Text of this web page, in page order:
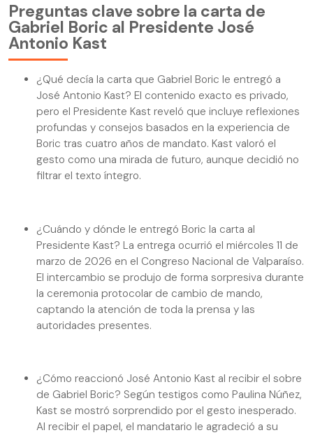
Preguntas clave sobre la carta de
Gabriel Boric al Presidente José
Antonio Kast
¿Qué decía la carta que Gabriel Boric le entregó a
José Antonio Kast? El contenido exacto es privado,
pero el Presidente Kast reveló que incluye reflexiones
profundas y consejos basados en la experiencia de
Boric tras cuatro años de mandato. Kast valoró el
gesto como una mirada de futuro, aunque decidió no
filtrar el texto íntegro.
¿Cuándo y dónde le entregó Boric la carta al
Presidente Kast? La entrega ocurrió el miércoles 11 de
marzo de 2026 en el Congreso Nacional de Valparaíso.
El intercambio se produjo de forma sorpresiva durante
la ceremonia protocolar de cambio de mando,
captando la atención de toda la prensa y las
autoridades presentes.
¿Cómo reaccionó José Antonio Kast al recibir el sobre
de Gabriel Boric? Según testigos como Paulina Núñez,
Kast se mostró sorprendido por el gesto inesperado.
Al recibir el papel, el mandatario le agradeció a su